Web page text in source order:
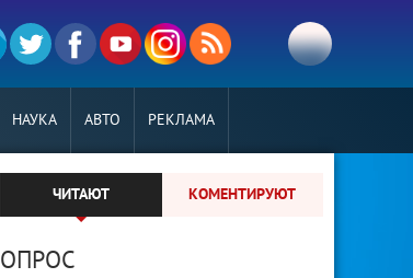
НАУКА АВТО РЕКЛАМА
ЧИТАЮТ КОМЕНТИРУЮТ
ОПРОС